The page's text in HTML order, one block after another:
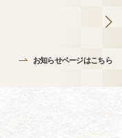
お知らせページはこちら